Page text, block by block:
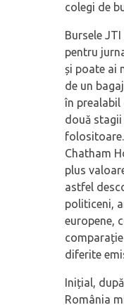
colegi de
Bursele
pentru
și poate ai
de un
în prealabil
două stagii
Chatham
plus
astfel
politiceni,
europene,
comparație
diferite
Inițial,
România